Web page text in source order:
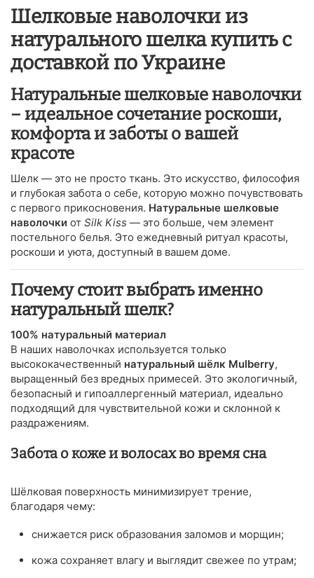
Шелковые наволочки из
натурального шелка купить с
доставкой по Украине
Натуральные шелковые наволочки
– идеальное сочетание роскоши,
комфорта и заботы о вашей
красоте
Шелк — это не просто ткань. Это искусство, философия
и глубокая забота о себе, которую можно почувствовать
с первого прикосновения. Натуральные шелковые
наволочки от Silk Kiss — это больше, чем элемент
постельного белья. Это ежедневный ритуал красоты,
роскоши и уюта, доступный в вашем доме.
Почему стоит выбрать именно
натуральный шелк?
100% натуральный материал
В наших наволочках используется только
высококачественный натуральный шёлк Mulberry,
выращенный без вредных примесей. Это экологичный,
безопасный и гипоаллергенный материал, идеально
подходящий для чувствительной кожи и склонной к
раздражениям.
Забота о коже и волосах во время сна
Шёлковая поверхность минимизирует трение,
благодаря чему:
снижается риск образования заломов и морщин;
кожа сохраняет влагу и выглядит свежее по утрам;